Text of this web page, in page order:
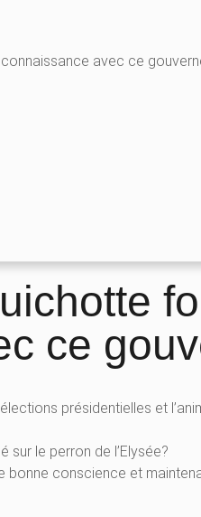
avec ce
ce
présidentielles et
sur le perron de l’Elysée?
bonne conscience et